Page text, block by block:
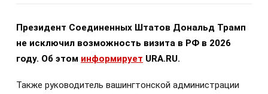
Президент Соединенных Штатов Дональд Трамп
не исключил возможность визита в РФ в 2026
году. Об этом информирует URA.RU.
Также руководитель вашингтонской администрации